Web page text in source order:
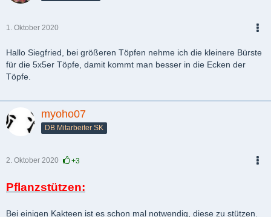
1. Oktober 2020
Hallo Siegfried, bei größeren Töpfen nehme ich die kleinere Bürste
für die 5x5er Töpfe, damit kommt man besser in die Ecken der
Töpfe.
myoho07
DB Mitarbeiter SK
2. Oktober 2020 +3
Pflanzstützen:
Bei einigen Kakteen ist es schon mal notwendig, diese zu stützen.